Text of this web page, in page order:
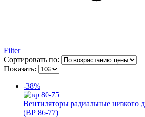
Filter
Сортировать по:
Показать:
-38%
Вентиляторы радиальные низкого
(ВР 86-77)